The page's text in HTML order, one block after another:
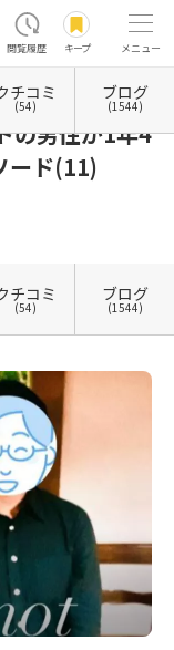
閲覧履歴 キープ メニュー
（タイザノット） 成婚者エピ
の男性が1年4
ード(11)
チコミ
(54)
ブログ
(1544)
チコミ
(54)
ブログ
(1544)